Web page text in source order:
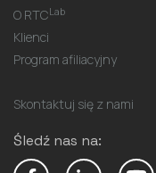
O RTCLab
Klienci
Program afiliacyjny
Skontaktuj się z nami
Śledź nas na: